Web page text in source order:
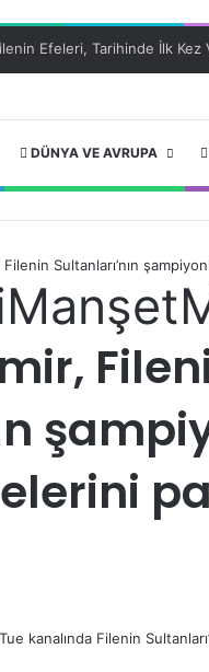
DÜNYA VE AVRUPA
Sultanları’nın
Manşet
kanalında Filenin